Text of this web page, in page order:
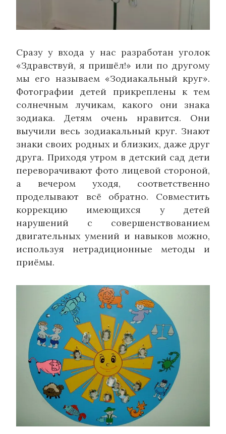
Сразу у входа у нас разработан уголок
«Здравствуй, я пришёл!» или по другому
мы его называем «Зодиакальный круг».
Фотографии детей прикреплены к тем
солнечным лучикам, какого они знака
зодиака. Детям очень нравится. Они
выучили весь зодиакальный круг. Знают
знаки своих родных и близких, даже друг
друга. Приходя утром в детский сад дети
переворачивают фото лицевой стороной,
а вечером уходя, соответственно
проделывают всё обратно. Совместить
коррекцию имеющихся у детей
нарушений с совершенствованием
двигательных умений и навыков можно,
используя нетрадиционные методы и
приёмы.